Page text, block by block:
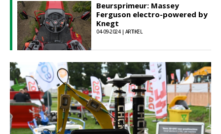
Beursprimeur: Massey
Ferguson electro-powered by
Knegt
04-09-2024 | ARTIKEL